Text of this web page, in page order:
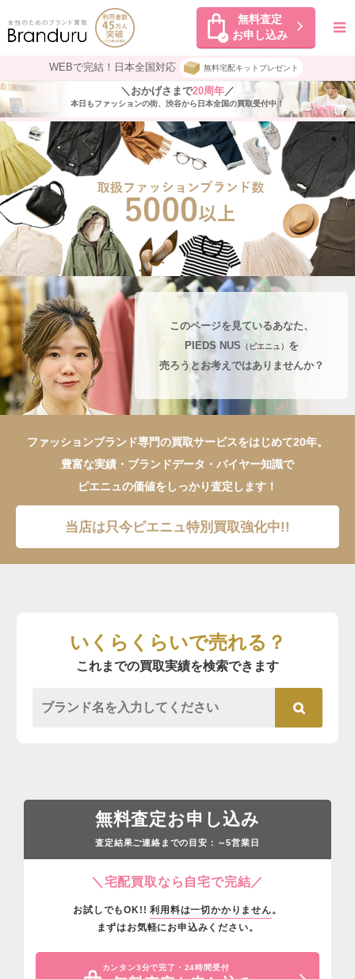
無料査定
お申し込み
WEBで完結！日本全国対応 無料宅配キットプレゼント
＼おかげさまで20周年／
本日もファッションの街、渋谷から日本全国の買取受付中！
このページを見ているあなた、
PIEDS NUS （ピエニュ）
を
売ろうとお考えではありませんか？
ファッションブランド専門の買取サービスをはじめて20年。
豊富な実績・ブランドデータ・バイヤー知識で
ピエニュの価値をしっかり査定します！
当店は只今ピエニュ特別買取強化中!!
いくらくらいで売れる？
これまでの買取実績を検索できます
無料査定お申し込み
査定結果ご連絡までの目安： ～5営業日
＼宅配買取なら自宅で完結／
お試しでもOK!!利用料は一切かかりません。
まずはお気軽にお申込みください。
カンタン3分で完了・24時間受付